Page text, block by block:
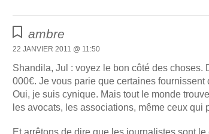
ambre
22 JANVIER 2011 @ 11:50
Shandila, Jul : voyez le bon côté des
000€. Je vous parie que certaines fournissent
Oui, je suis cynique. Mais tout le monde
les avocats, les associations, même ceux qui